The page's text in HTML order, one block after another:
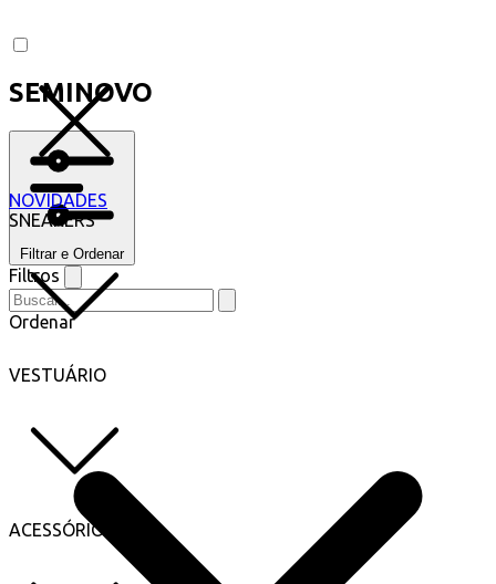
NOVIDADES
SNEAKERS
VESTUÁRIO
ACESSÓRIOS
SEMINOVO
Filtrar e Ordenar
Filtros
Ordenar